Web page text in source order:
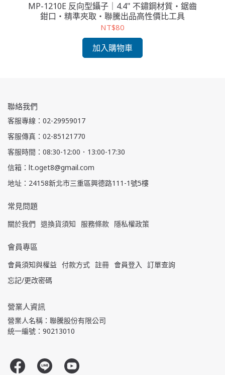
MP-1210E 反向型鑷子｜4.4" 不鏽鋼材質・鋸齒
鉗口・精準夾取・聯騰出品高性價比工具
NT$80
加入購物車
聯絡我們
客服專線：02-29959017
客服傳真：02-85121770
客服時間：08:30-12:00．13:00-17:30
信箱：lt.oget8@gmail.com
地址：24158新北市三重區興德路111-1號5樓
常見問題
關於我們 退換貨須知 服務條款 隱私權政策
會員專區
會員須知與權益 付款方式 註冊 會員登入
訂單查詢
忘記/更改密碼
營業人資訊
營業人名稱：聯騰股份有限公司
統一編號：90213010